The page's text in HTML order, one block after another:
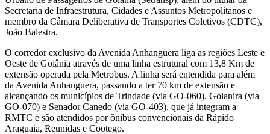
Secretaria de Infraestrutura, Cidades e Assuntos Metropolitanos e
membro da Câmara Deliberativa de Transportes Coletivos (CDTC),
João Balestra.
O corredor exclusivo da Avenida Anhanguera liga as regiões Leste e
Oeste de Goiânia através de uma linha estrutural com 13,8 Km de
extensão operada pela Metrobus. A linha será entendida para além
da Avenida Anhanguera, passando a ter 70 km de extensão e
alcançando os municípios de Trindade (via GO-060), Goianira (via
GO-070) e Senador Canedo (via GO-403), que já integram a
RMTC e são atendidos por ônibus convencionais da Rápido
Araguaia, Reunidas e Cootego.